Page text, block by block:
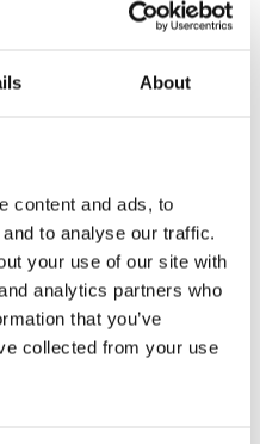
About
content and ads, to
to analyse our traffic.
your use of our site with
analytics partners who
that you’ve
collected from your use